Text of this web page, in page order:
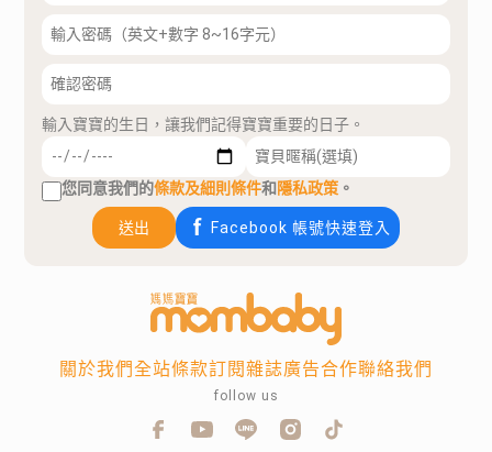
輸入寶寶的生日，讓我們記得寶寶重要的日子。
您同意我們的條款及細則條件和隱私政策 。
送出 Facebook 帳號快速登入
關於我們全站條款訂閱雜誌廣告合作聯絡我們
follow us